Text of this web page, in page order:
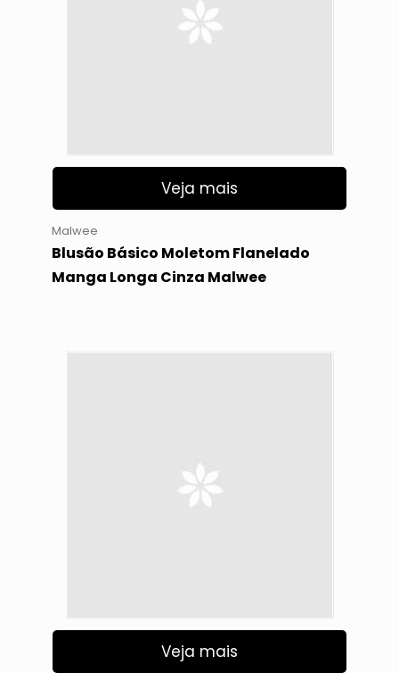
Veja mais
Malwee
Blusão Básico Moletom Flanelado
Manga Longa Cinza Malwee
Veja mais